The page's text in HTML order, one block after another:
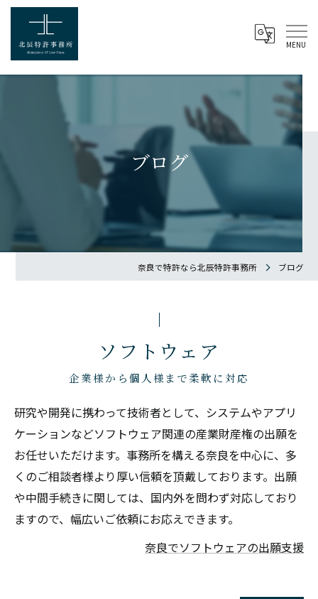
ブログ
奈良で特許なら北辰特許事務所 ブログ
ソフトウェア
企業様から個人様まで柔軟に対応
研究や開発に携わって技術者として、システムやアプリ
ケーションなどソフトウェア関連の産業財産権の出願を
お任せいただけます。事務所を構える奈良を中心に、多
くのご相談者様より厚い信頼を頂戴しております。出願
や中間手続きに関しては、国内外を問わず対応しており
ますので、幅広いご依頼にお応えできます。
奈良でソフトウェアの出願支援